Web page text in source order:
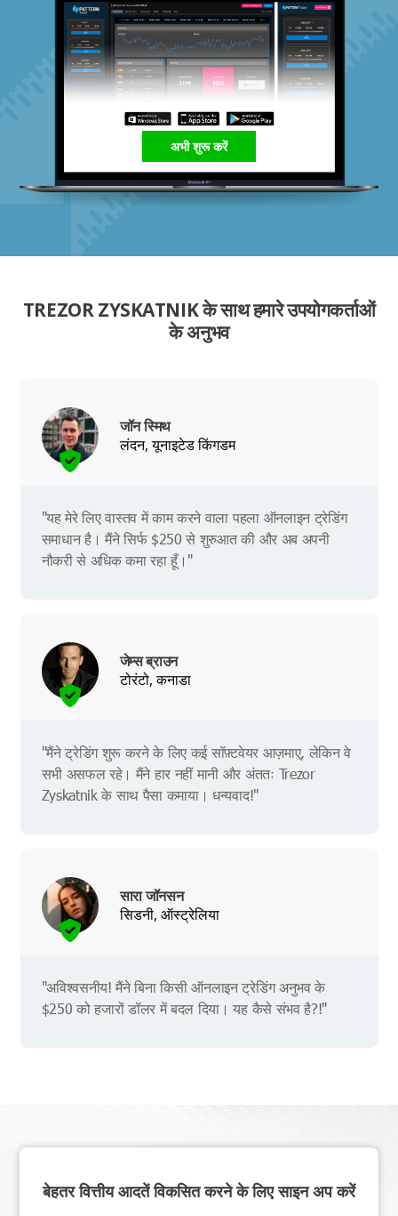
अभी शुरू करें
TREZOR ZYSKATNIK के साथ हमारे उपयोगकर्ताओं
के अनुभव
जॉन स्मिथ
लंदन, यूनाइटेड किंगडम
"यह मेरे लिए वास्तव में काम करने वाला पहला ऑनलाइन ट्रेडिंग
समाधान है। मैंने सिर्फ $250 से शुरुआत की और अब अपनी
नौकरी से अधिक कमा रहा हूँ।"
जेम्स ब्राउन
टोरंटो, कनाडा
"मैंने ट्रेडिंग शुरू करने के लिए कई सॉफ़्टवेयर आज़माए, लेकिन वे
सभी असफल रहे। मैंने हार नहीं मानी और अंततः Trezor
Zyskatnik के साथ पैसा कमाया। धन्यवाद!"
सारा जॉनसन
सिडनी, ऑस्ट्रेलिया
"अविश्वसनीय! मैंने बिना किसी ऑनलाइन ट्रेडिंग अनुभव के
$250 को हजारों डॉलर में बदल दिया। यह कैसे संभव है?!"
बेहतर वित्तीय आदतें विकसित करने के लिए साइन अप करें